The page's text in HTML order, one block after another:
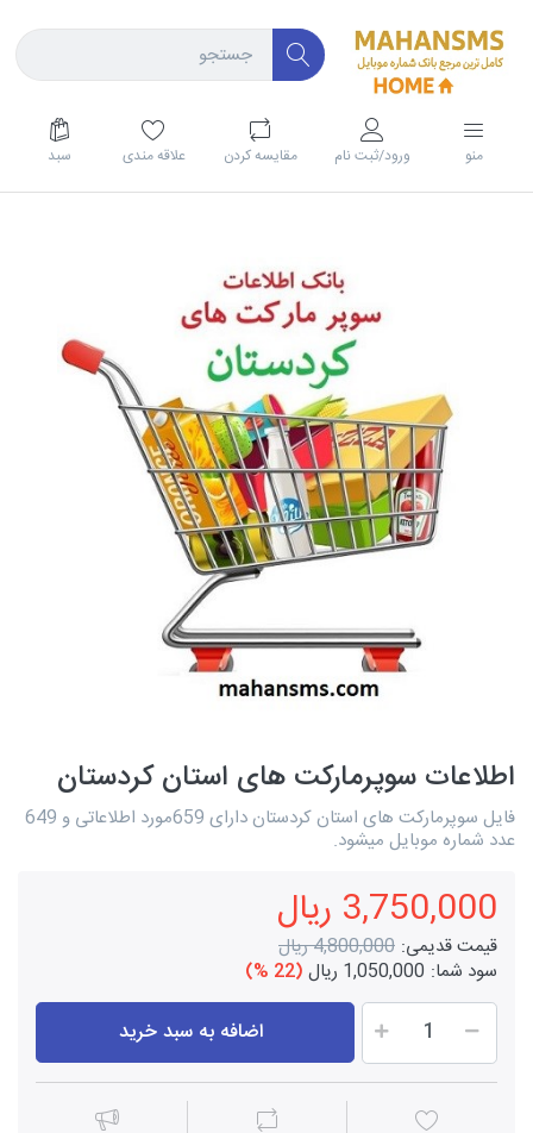
منو ورود/ثبت نام مقايسه كردن علاقه مندی سبد
اطلاعات سوپرمارکت های استان کردستان
فایل سوپرمارکت های استان کردستان دارای 659مورد اطلاعاتی و 649
عدد شماره موبایل میشود.
3,750,000 ریال
قیمت قدیمی: 4,800,000 ریال
سود شما: 1,050,000 ریال (22 %)
اضافه به سبد خرید